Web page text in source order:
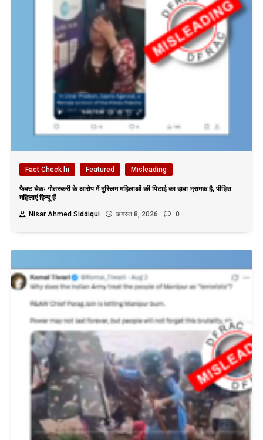
Fact Check hi Featured Misleading
फैक्ट चेकः गोतस्करी के आरोप में मुस्लिम महिलाओं की पिटाई का दावा भ्रामक है, पीड़ित
महिलाएं हिन्दू हैं
Nisar Ahmed Siddiqui
अगस्त 8, 2026 0